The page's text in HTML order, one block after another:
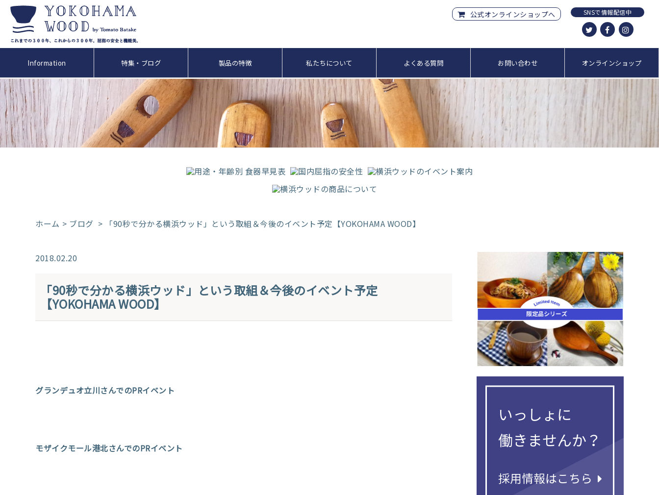
公式オンラインショップへ SNSで情報配信中
Information 特集・ブログ 製品の特徴 私たちについて よくある質問 お問い合わせ オンラインショップ
ホーム ブログ > 「90秒で分かる横浜ウッド」という取組＆今後のイベント予定【YOKOHAMA WOOD】
2018.02.20
「90秒で分かる横浜ウッド」という取組＆今後のイベント予定
【YOKOHAMA WOOD】
グランデュオ立川さんでのPRイベント
モザイクモール港北さんでのPRイベント